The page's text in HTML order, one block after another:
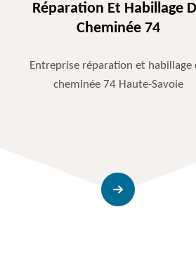
Réparation Et Habillage
Cheminée 74
Entreprise réparation et habillage
cheminée 74 Haute-Savoie